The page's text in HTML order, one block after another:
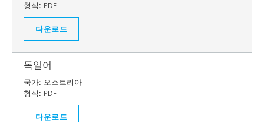
형식: PDF
다운로드
독일어
국가: 오스트리아
형식: PDF
다운로드